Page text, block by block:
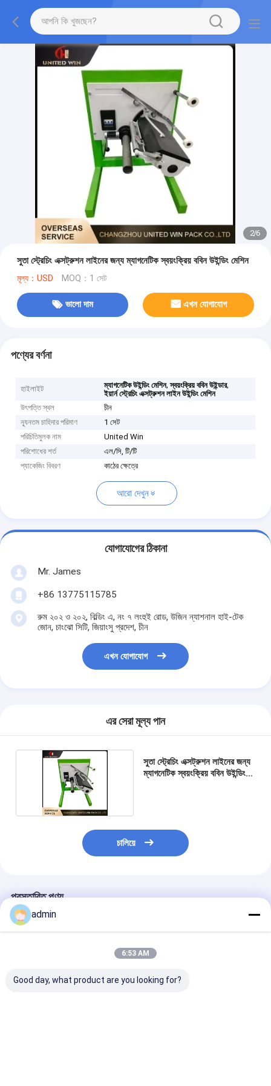
2/6
সুতা স্ট্রেচিং এক্সট্রুশন লাইনের জন্য ম্যাগনেটিক স্বয়ংক্রিয় ববিন উইন্ডিং মেশিন
মূল্য：USD MOQ：1 সেট
ভালো দাম এখন যোগাযোগ
পণ্যের বর্ণনা
হাইলাইট ম্যাগনেটিক উইন্ডিং মেশিন,স্বয়ংক্রিয় ববিন উইন্ডার,
ইয়ার্ন স্ট্রেচিং এক্সট্রুশন লাইন উইন্ডিং মেশিন
উৎপত্তি স্থল
চীন
ন্যূনতম চাহিদার পরিমাণ
1 সেট
পরিচিতিমুলক নাম
United Win
পরিশোধের শর্ত
এল/সি, টি/টি
প্যাকেজিং বিবরণ
কাঠের ক্ষেত্রে
আরো দেখুন
যোগাযোগের ঠিকানা
Mr. James
+86 13775115785
রুম ২০২ ও ২০২, বিল্ডিং এ, নং ৭ লংহুই রোড, উজিন ন্যাশনাল হাই-টেক
জোন, চাংঝো সিটি, জিয়াংসু প্রদেশ, চীন
এখন যোগাযোগ
এর সেরা মূল্য পান
সুতা স্ট্রেচিং এক্সট্রুশন লাইনের জন্য
ম্যাগনেটিক স্বয়ংক্রিয় ববিন উইন্ডিং
চালিয়ে
প্রস্তাবিত পণ্য
admin
6:53 AM
Good day, what product are you looking for?